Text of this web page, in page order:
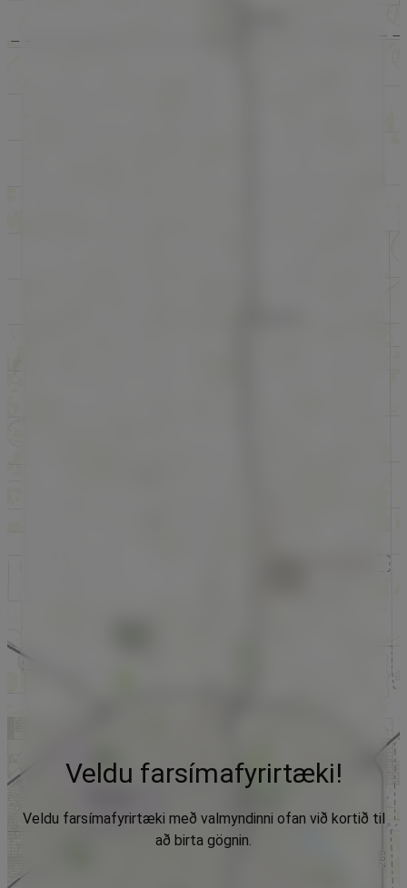
Veldu farsímafyrirtæki!
Veldu farsímafyrirtæki með valmyndinni ofan við kortið til
að birta gögnin.